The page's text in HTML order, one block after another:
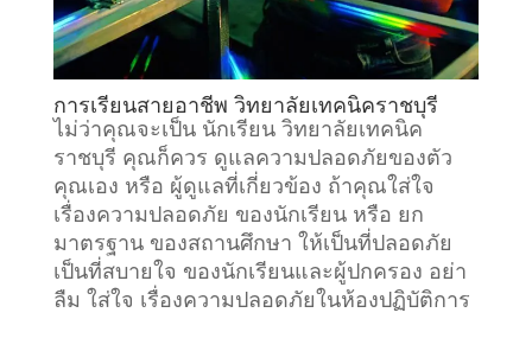
การเรียนสายอาชีพ วิทยาลัยเทคนิคราชบุรี
ไม่ว่าคุณจะเป็น นักเรียน วิทยาลัยเทคนิค
ราชบุรี คุณก็ควร ดูแลความปลอดภัยของตัว
คุณเอง หรือ ผู้ดูแลที่เกี่ยวข้อง ถ้าคุณใส่ใจ
เรื่องความปลอดภัย ของนักเรียน หรือ ยก
มาตรฐาน ของสถานศึกษา ให้เป็นที่ปลอดภัย
เป็นที่สบายใจ ของนักเรียนและผู้ปกครอง อย่า
ลืม ใส่ใจ เรื่องความปลอดภัยในห้องปฏิบัติการ